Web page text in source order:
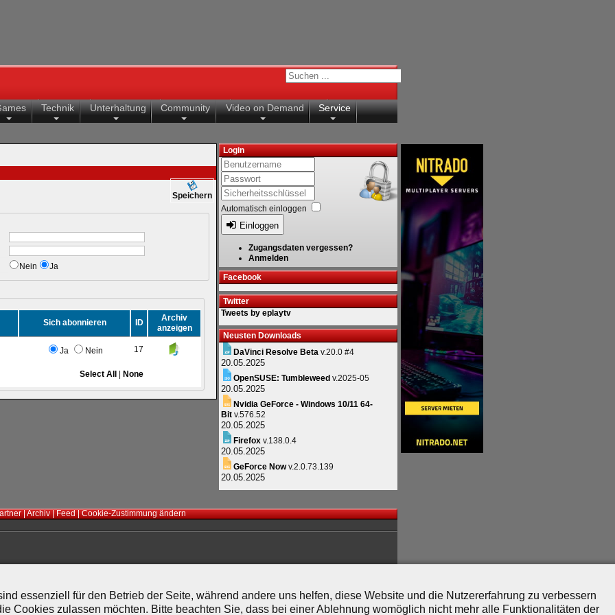
Technik Unterhaltung Community Video on Demand Service
Speichern
Nein Ja
Sich abonnieren ID
Archiv
anzeigen
Ja Nein 17
Select All | None
Login
Automatisch einloggen
Einloggen
Zugangsdaten vergessen?
Anmelden
Facebook
Twitter
Tweets by eplaytv
Neusten Downloads
DaVinci Resolve Beta v.20.0 #4
20.05.2025
OpenSUSE: Tumbleweed v.2025-05
20.05.2025
Nvidia GeForce - Windows 10/11 64-
Bit v.576.52
20.05.2025
Firefox v.138.0.4
20.05.2025
GeForce Nowv.2.0.73.139
20.05.2025
|Archiv|Feed|Cookie-Zustimmung ändern
essenziell für den Betrieb der Seite, während andere uns helfen, diese Website und die Nutzererfahrung zu verbessern
Cookies zulassen möchten. Bitte beachten Sie, dass bei einer Ablehnung womöglich nicht mehr alle Funktionalitäten der